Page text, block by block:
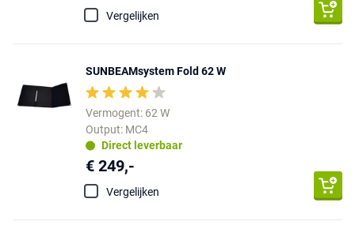
Vergelijken
SUNBEAMsystem Fold 62 W
Vermogent: 62 W
Output: MC4
Direct leverbaar
€ 249,-
Vergelijken